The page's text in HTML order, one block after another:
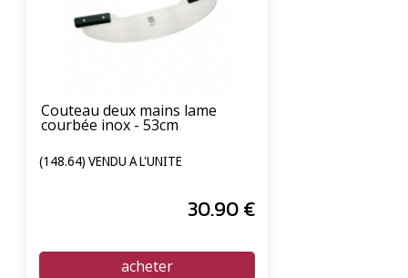
Couteau deux mains lame
courbée inox - 53cm
(148.64) VENDU À L'UNITÉ
30.90€